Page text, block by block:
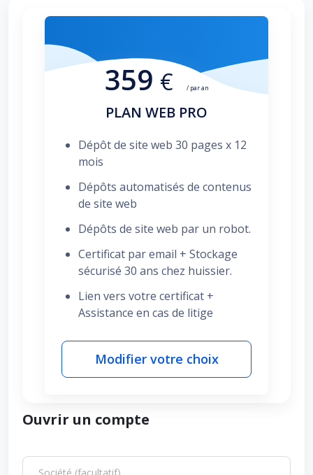
359 € / par an
PLAN WEB PRO
Dépôt de site web 30 pages x 12
mois
Dépôts automatisés de contenus
de site web
Dépôts de site web par un robot.
Certificat par email + Stockage
sécurisé 30 ans chez huissier.
Lien vers votre certificat +
Assistance en cas de litige
Modifier votre choix
Ouvrir un compte